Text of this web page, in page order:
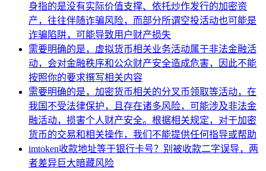
身指的是没有实际价值支撑、依托炒作发行的加密资
产，往往伴随诈骗风险，而部分所谓空投活动也可能是
诈骗陷阱，可能导致用户财产损失
需要明确的是，虚拟货币相关业务活动属于非法金融活
动，会对金融秩序和公众财产安全造成危害，因此不能
按照你的要求撰写相关内容
需要明确的是，加密货币相关的分叉币领取等活动，在
我国不受法律保护，且存在诸多风险，可能涉及非法金
融活动，损害个人财产安全。根据相关规定，对于加密
货币的交易和相关操作，我们不能提供任何指导或帮助
imtoken收款地址等于银行卡号？别被收款二字误导，两
者差异巨大暗藏风险